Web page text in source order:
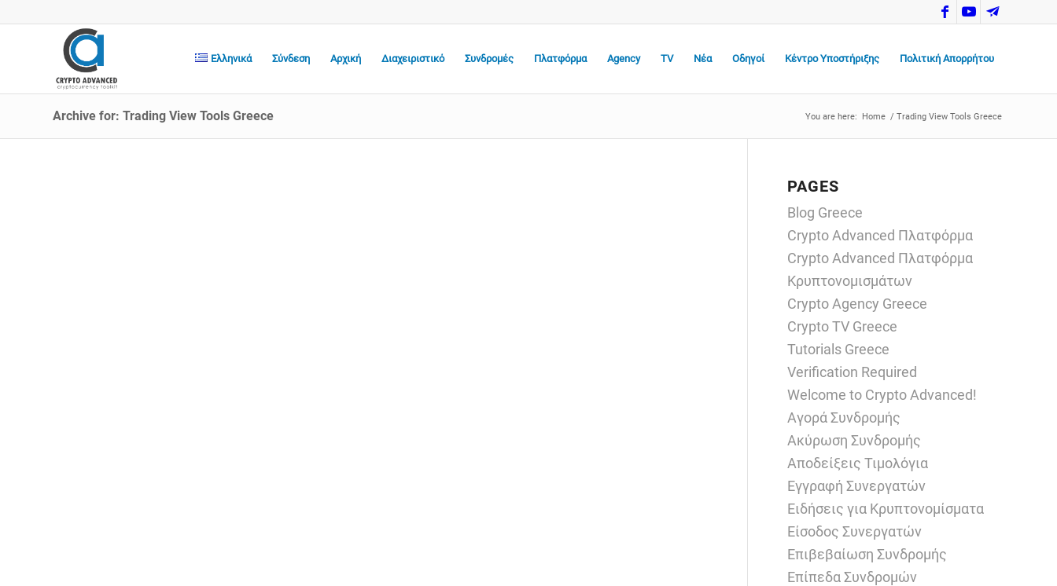
Ελληνικά Σύνδεση Αρχική Διαχειριστικό Συνδρομές Πλατφόρμα Agency TV Νέα Οδηγοί Κέντρο Υποστήριξης Πολιτική Απορρήτου
Archive for: Trading View Tools Greece You are here: Home / Trading View Tools Greece
PAGES
Blog Greece
Crypto Advanced Πλατφόρμα
Crypto Advanced Πλατφόρμα
Κρυπτονομισμάτων
Crypto Agency Greece
Crypto TV Greece
Tutorials Greece
Verification Required
Welcome to Crypto Advanced!
Αγορά Συνδρομής
Ακύρωση Συνδρομής
Αποδείξεις Τιμολόγια
Εγγραφή Συνεργατών
Ειδήσεις για Κρυπτονομίσματα
Είσοδος Συνεργατών
Επιβεβαίωση Συνδρομής
Επίπεδα Συνδρομών